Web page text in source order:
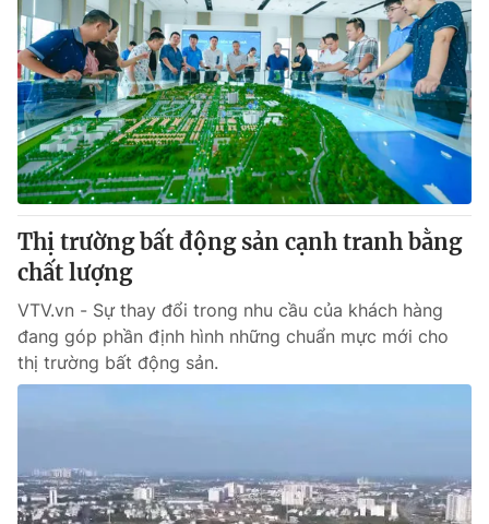
® Cấm sao chép dưới mọi hình thức nếu không có sự chấp
thuận bằng văn bản. Ghi rõ nguồn VTV.vn khi phát hành lại
thông tin từ website này.
Thị trường bất động sản cạnh tranh bằng
chất lượng
VTV.vn - Sự thay đổi trong nhu cầu của khách hàng
đang góp phần định hình những chuẩn mực mới cho
thị trường bất động sản.